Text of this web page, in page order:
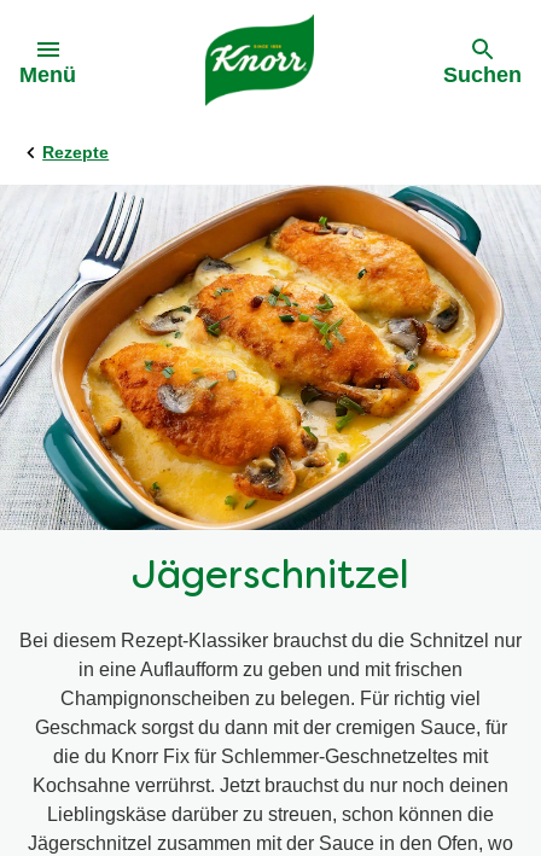
Menü Suchen
Rezepte
Jägerschnitzel
Bei diesem Rezept-Klassiker brauchst du die Schnitzel nur
in eine Auflaufform zu geben und mit frischen
Champignonscheiben zu belegen. Für richtig viel
Geschmack sorgst du dann mit der cremigen Sauce, für
die du Knorr Fix für Schlemmer-Geschnetzeltes mit
Kochsahne verrührst. Jetzt brauchst du nur noch deinen
Lieblingskäse darüber zu streuen, schon können die
Jägerschnitzel zusammen mit der Sauce in den Ofen, wo